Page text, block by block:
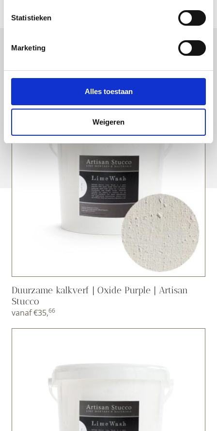
Statistieken
Marketing
Alles toestaan
Weigeren
Duurzame kalkverf | Oxide Purple | Artisan
Stucco
vanaf€35,66